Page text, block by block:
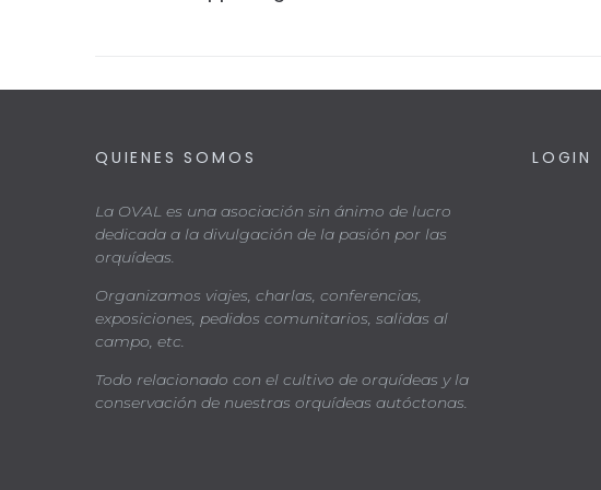
QUIENES SOMOS
La OVAL es una asociación sin ánimo de lucro
dedicada a la divulgación de la pasión por las
orquídeas.
Organizamos viajes, charlas, conferencias,
exposiciones, pedidos comunitarios, salidas al
campo, etc.
Todo relacionado con el cultivo de orquídeas y la
conservación de nuestras orquídeas autóctonas.
LOGIN